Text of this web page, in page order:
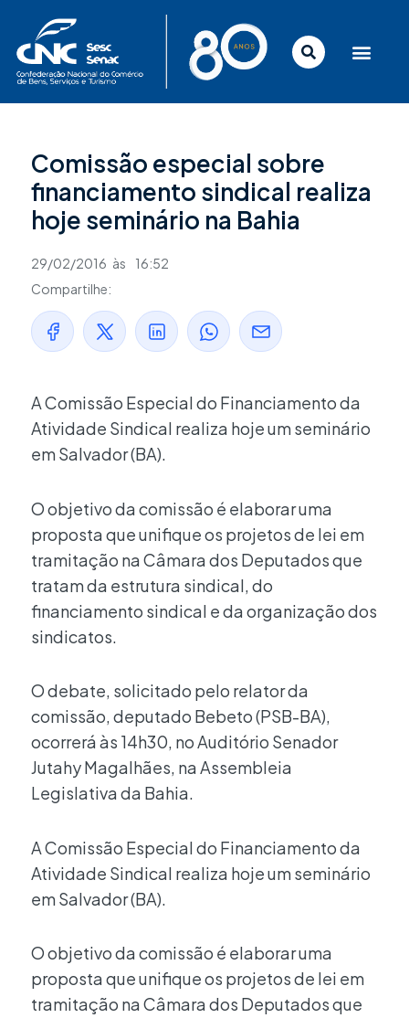
conteúdo
Comissão especial sobre
financiamento sindical realiza
hoje seminário na Bahia
29/02/2016 às
16:52
Compartilhe:
A Comissão Especial do Financiamento da
Atividade Sindical realiza hoje um seminário
em Salvador (BA).
O objetivo da comissão é elaborar uma
proposta que unifique os projetos de lei em
tramitação na Câmara dos Deputados que
tratam da estrutura sindical, do
financiamento sindical e da organização dos
sindicatos.
O debate, solicitado pelo relator da
comissão, deputado Bebeto (PSB-BA),
ocorrerá às 14h30, no Auditório Senador
Jutahy Magalhães, na Assembleia
Legislativa da Bahia.
A Comissão Especial do Financiamento da
Atividade Sindical realiza hoje um seminário
em Salvador (BA).
O objetivo da comissão é elaborar uma
proposta que unifique os projetos de lei em
tramitação na Câmara dos Deputados que